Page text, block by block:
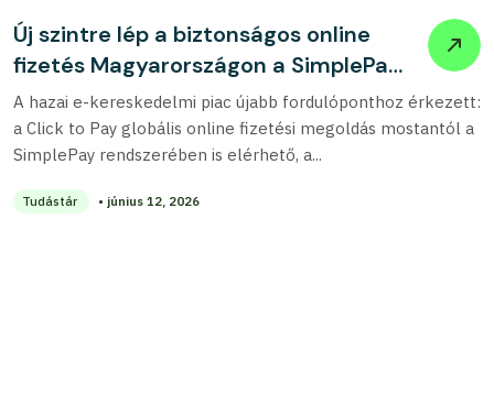
Új szintre lép a biztonságos online
fizetés Magyarországon a SimplePay
és a Visa együttműködésével
A hazai e-kereskedelmi piac újabb fordulóponthoz érkezett:
a Click to Pay globális online fizetési megoldás mostantól a
SimplePay rendszerében is elérhető, a...
Tudástár • június 12, 2026